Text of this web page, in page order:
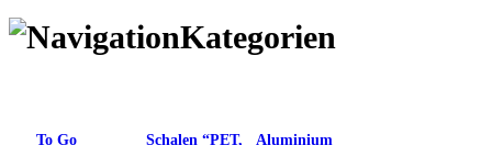
Kategorien
To Go
Schalen “PET,
Aluminium